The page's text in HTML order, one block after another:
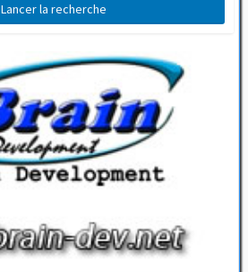
Lancer la recherche